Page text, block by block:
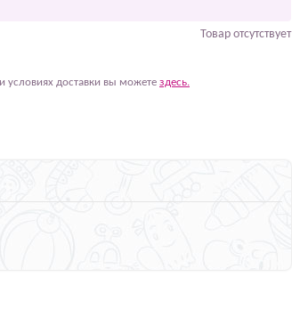
Товар отсутствует
условиях доставки вы можете здесь.